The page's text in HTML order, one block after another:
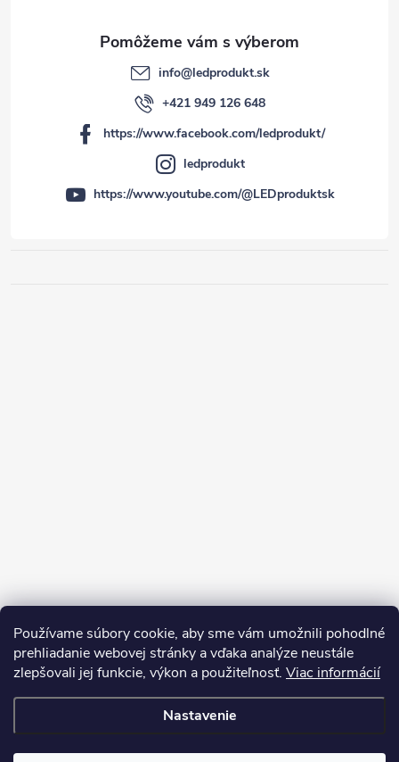
Používame súbory cookie, aby sme vám umožnili pohodlné
prehliadanie webovej stránky a vďaka analýze neustále
zlepšovali jej funkcie, výkon a použiteľnosť. Viac informácií
Nastavenie
Sledovať na Instagrame
info@ledprodukt.sk
+421 949 126 648
https://www.facebook.com/ledprodukt/
ledprodukt
https://www.youtube.com/@LEDproduktsk